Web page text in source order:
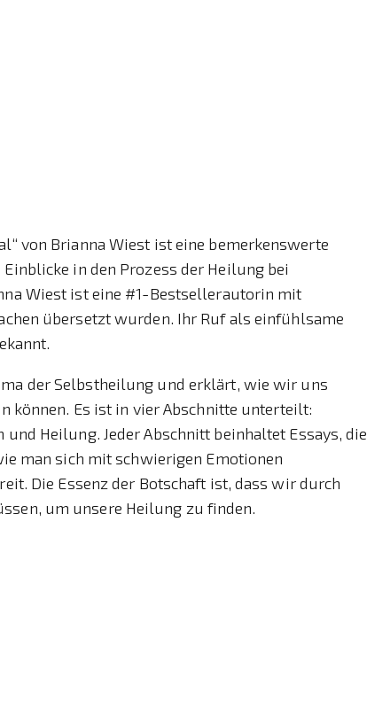
von Brianna Wiest ist eine bemerkenswerte
in den Prozess der Heilung bei
Wiest ist eine #1-Bestsellerautorin mit
übersetzt wurden. Ihr Ruf als einfühlsame
der Selbstheilung und erklärt, wie wir uns
können. Es ist in vier Abschnitte unterteilt:
Heilung. Jeder Abschnitt beinhaltet Essays, die
man sich mit schwierigen Emotionen
Die Essenz der Botschaft ist, dass wir durch
um unsere Heilung zu finden.